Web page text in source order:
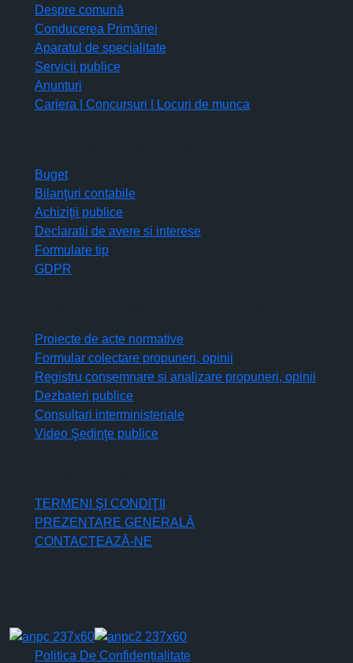
Despre comună
Conducerea Primăriei
Aparatul de specialitate
Servicii publice
Anunturi
Cariera | Concursuri | Locuri de munca
Buget
Bilanţuri contabile
Achiziţii publice
Declaratii de avere si interese
Formulare tip
GDPR
Proiecte de acte normative
Formular colectare propuneri, opinii
Registru consemnare si analizare propuneri, opinii
Dezbateri publice
Consultari interministeriale
Video Şedinţe publice
TERMENI ŞI CONDIŢII
PREZENTARE GENERALĂ
CONTACTEAZĂ-NE
Politica De Confidențialitate